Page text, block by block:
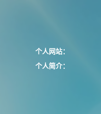
个人网站：
个人简介：